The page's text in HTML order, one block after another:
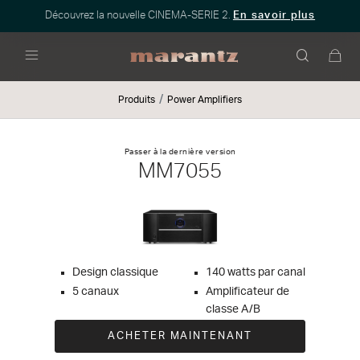
Découvrez la nouvelle CINEMA-SERIE 2. En savoir plus
Produits Power Amplifiers
Passer à la dernière version
MM7055
Design classique
5 canaux
140 watts par canal
Amplificateur de
classe A/B
ACHETER MAINTENANT